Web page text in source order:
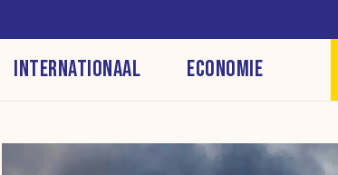
INTERNATIONAAL ECONOMIE